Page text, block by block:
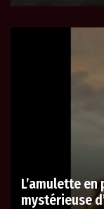
L’amulette
mystérieuse